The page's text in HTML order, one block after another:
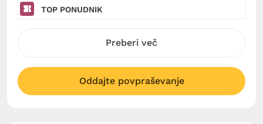
TOP PONUDNIK
Preberi več
Oddajte povpraševanje